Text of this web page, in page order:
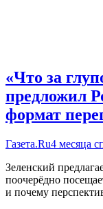
«Что за
предложил
формат
Газета.Ru4 месяца
Зеленский
поочерёдно
и почему